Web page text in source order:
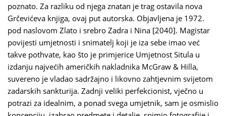
poznato. Za razliku od njega znatan je trag ostavila nova
Grčevićeva knjiga, ovaj put autorska. Objavljena je 1972.
pod naslovom Zlato i srebro Zadra i Nina [2040]. Magistar
povijesti umjetnosti i snimatelj koji je iza sebe imao već
takve pothvate, kao što je primjerice Umjetnost Situla u
izdanju najvećih američkih nakladnika McGraw & Hilla,
suvereno je vladao sadržajno i likovno zahtjevnim svijetom
zadarskih sankturija. Zadnji veliki perfekcionist, vječno u
potrazi za idealnim, a ponad svega umjetnik, sam je osmislio